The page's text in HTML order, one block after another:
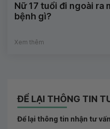
Nữ 17 tuổi đi ngoài ra
bệnh gì?
Xem thêm
ĐỂ LẠI THÔNG TIN
Để lại thông tin nhận tư vấn